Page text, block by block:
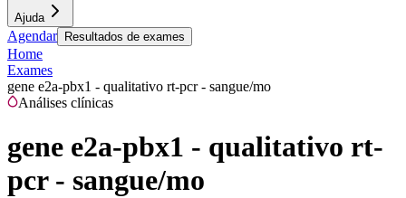
Ajuda
Agendar Resultados de exames
Home
Exames
gene e2a-pbx1 - qualitativo rt-pcr - sangue/mo
Análises clínicas
gene e2a-pbx1 - qualitativo rt-
pcr - sangue/mo